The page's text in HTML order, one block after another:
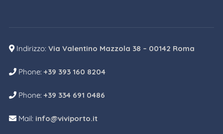
Indirizzo: Via Valentino Mazzola 38 – 00142 Roma
Phone:+39 393 160 8204
Phone:+39 334 691 0486
Mail: info@viviporto.it